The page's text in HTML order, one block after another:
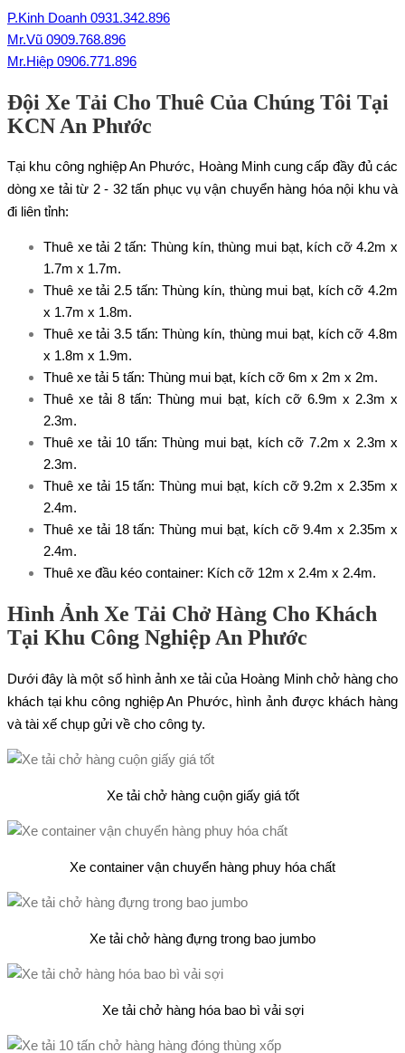
P.Kinh Doanh 0931.342.896
Mr.Vũ 0909.768.896
Mr.Hiệp 0906.771.896
Đội Xe Tải Cho Thuê Của Chúng Tôi Tại
KCN An Phước
Tại khu công nghiệp An Phước, Hoàng Minh cung cấp đầy đủ các
dòng xe tải từ 2 - 32 tấn phục vụ vận chuyển hàng hóa nội khu và
đi liên tỉnh:
Thuê xe tải 2 tấn: Thùng kín, thùng mui bạt, kích cỡ 4.2m x
1.7m x 1.7m.
Thuê xe tải 2.5 tấn: Thùng kín, thùng mui bạt, kích cỡ 4.2m
x 1.7m x 1.8m.
Thuê xe tải 3.5 tấn: Thùng kín, thùng mui bạt, kích cỡ 4.8m
x 1.8m x 1.9m.
Thuê xe tải 5 tấn: Thùng mui bạt, kích cỡ 6m x 2m x 2m.
Thuê xe tải 8 tấn: Thùng mui bạt, kích cỡ 6.9m x 2.3m x
2.3m.
Thuê xe tải 10 tấn: Thùng mui bạt, kích cỡ 7.2m x 2.3m x
2.3m.
Thuê xe tải 15 tấn: Thùng mui bạt, kích cỡ 9.2m x 2.35m x
2.4m.
Thuê xe tải 18 tấn: Thùng mui bạt, kích cỡ 9.4m x 2.35m x
2.4m.
Thuê xe đầu kéo container: Kích cỡ 12m x 2.4m x 2.4m.
Hình Ảnh Xe Tải Chở Hàng Cho Khách
Tại Khu Công Nghiệp An Phước
Dưới đây là một số hình ảnh xe tải của Hoàng Minh chở hàng cho
khách tại khu công nghiệp An Phước, hình ảnh được khách hàng
và tài xế chụp gửi về cho công ty.
Xe tải chở hàng cuộn giấy giá tốt
Xe container vận chuyển hàng phuy hóa chất
Xe tải chở hàng đựng trong bao jumbo
Xe tải chở hàng hóa bao bì vải sợi